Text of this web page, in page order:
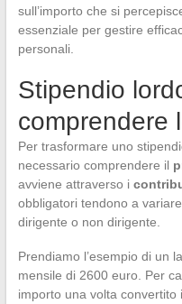
sull’importo che si
essenziale per gestire
personali.
Stipendio
comprendere
Per trasformare uno
necessario comprendere il
avviene attraverso i
obbligatori tendono a
dirigente o non dirigente.
Prendiamo l’esempio di un
mensile di 2600 euro. Per
importo una volta